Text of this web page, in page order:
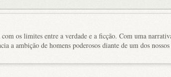
os limites entre a verdade e a ficção. Com uma
a ambição de homens poderosos diante de um dos